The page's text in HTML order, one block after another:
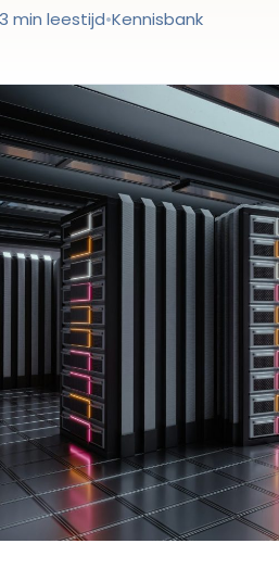
3 min leestijd•Kennisbank